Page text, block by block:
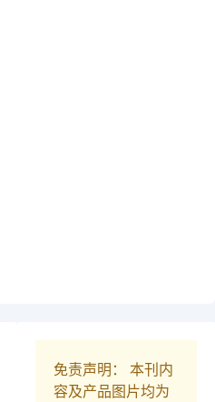
免责声明： 本刊内
容及产品图片均为